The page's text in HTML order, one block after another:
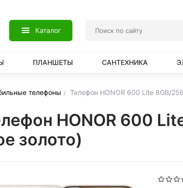
Каталог
ПЛАНШЕТЫ САНТЕХНИКА
телефоны Телефон HONOR 600 Lite 8GB/
HONOR 600
золото)